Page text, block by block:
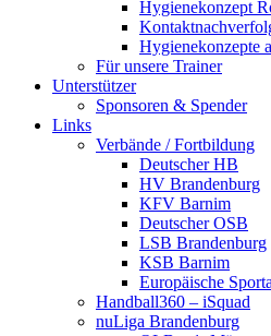
Hygienekonzept
Hygienekonzepte
Für unsere Trainer
Unterstützer
Sponsoren & Spender
Links
Verbände / Fortbildung
Deutscher HB
HV Brandenburg
KFV Barnim
Deutscher OSB
LSB Brandenburg
KSB Barnim
Europäische
Handball360 – iSquad
nuLiga Brandenburg